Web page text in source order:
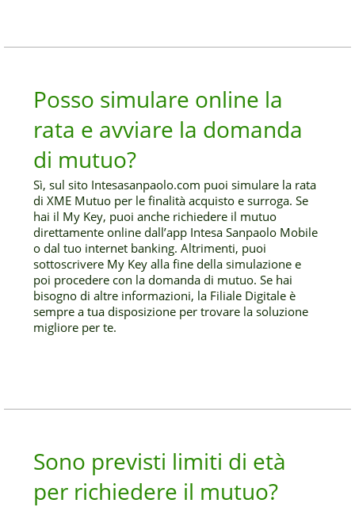
Posso simulare online la
rata e avviare la domanda
di mutuo?
Sì, sul sito Intesasanpaolo.com puoi simulare la rata
di XME Mutuo per le finalità acquisto e surroga. Se
hai il My Key, puoi anche richiedere il mutuo
direttamente online dall’app Intesa Sanpaolo Mobile
o dal tuo internet banking. Altrimenti, puoi
sottoscrivere My Key alla fine della simulazione e
poi procedere con la domanda di mutuo. Se hai
bisogno di altre informazioni, la Filiale Digitale è
sempre a tua disposizione per trovare la soluzione
migliore per te.
Sono previsti limiti di età
per richiedere il mutuo?